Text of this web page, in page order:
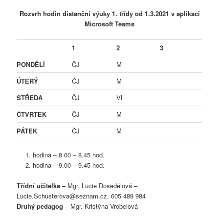
Rozvrh hodin distanční výuky 1. třídy od 1.3.2021 v aplikaci
Microsoft Teams
1 2
3
PONDĚLÍ
ČJ
M
ÚTERÝ
ČJ
M
STŘEDA
ČJ
Vl
ČTVRTEK
ČJ
M
PÁTEK
ČJ M
hodina – 8.00 – 8.45 hod.
hodina – 9.00 – 9.45 hod.
Třídní učitelka – Mgr. Lucie Dosedělová –
Lucie.Schusterova@seznam.cz, 605 489 984
Druhý pedagog – Mgr. Kristýna Vrobelová